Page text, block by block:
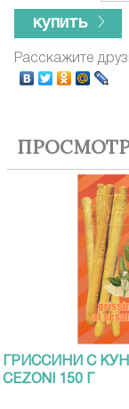
купить
Расскажите
ГРИССИНИ С
CEZONI 150 Г